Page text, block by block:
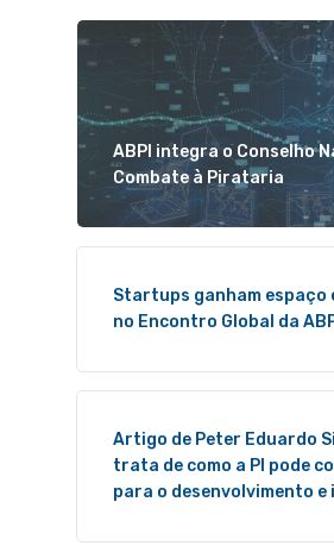
ABPI integra o Conselho
Combate à Pirataria
Startups ganham espaço
no Encontro Global da
Artigo de Peter Eduardo
trata de como a PI pode
para o desenvolvimento e